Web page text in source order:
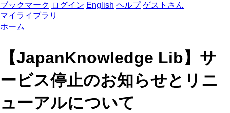
ブックマーク ログイン English ヘルプ ゲストさん
マイライブラリ
ホーム
【JapanKnowledge Lib】サ
ービス停止のお知らせとリニ
ューアルについて